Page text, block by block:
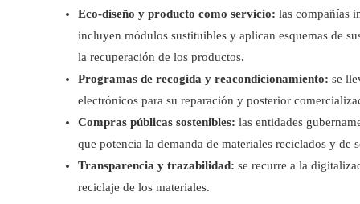
Eco-diseño y producto como servicio: las compañías
incluyen módulos sustituibles y aplican esquemas de
la recuperación de los productos.
Programas de recogida y reacondicionamiento: se
electrónicos para su reparación y posterior
Compras públicas sostenibles: las entidades
que potencia la demanda de materiales reciclados y
Transparencia y trazabilidad: se recurre a la
reciclaje de los materiales.